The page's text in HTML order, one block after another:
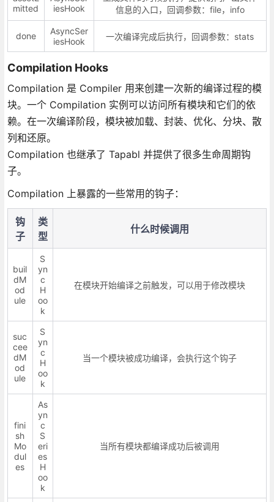
mitted
iesHook
信息的入口，回调参数：file，info
done
AsyncSer
iesHook
一次编译完成后执行，回调参数：stats
Compilation Hooks
Compilation 是 Compiler 用来创建一次新的编译过程的模
块。一个 Compilation 实例可以访问所有模块和它们的依
赖。在一次编译阶段，模块被加载、封装、优化、分块、散
列和还原。
Compilation 也继承了 Tapabl 并提供了很多生命周期钩
子。
Compilation 上暴露的一些常用的钩子：
钩
子
类
型
什么时候调用
buil
dM
od
ule
S
yn
c
H
oo
k
在模块开始编译之前触发，可以用于修改模块
suc
cee
dM
od
ule
S
yn
c
H
oo
k
当一个模块被成功编译，会执行这个钩子
fini
sh
Mo
dul
es
As
yn
c
S
eri
es
H
oo
k
当所有模块都编译成功后被调用